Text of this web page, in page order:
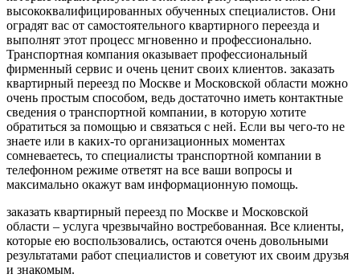
высококвалифицированных обученных специалистов. Они
оградят вас от самостоятельного квартирного переезда и
выполнят этот процесс мгновенно и профессионально.
Транспортная компания оказывает профессиональный
фирменный сервис и очень ценит своих клиентов. заказать
квартирный переезд по Москве и Московской области можно
очень простым способом, ведь достаточно иметь контактные
сведения о транспортной компании, в которую хотите
обратиться за помощью и связаться с ней. Если вы чего-то не
знаете или в каких-то организационных моментах
сомневаетесь, то специалисты транспортной компании в
телефонном режиме ответят на все ваши вопросы и
максимально окажут вам информационную помощь.
заказать квартирный переезд по Москве и Московской
области – услуга чрезвычайно востребованная. Все клиенты,
которые ею воспользовались, остаются очень довольными
результатами работ специалистов и советуют их своим друзья
и знакомым.